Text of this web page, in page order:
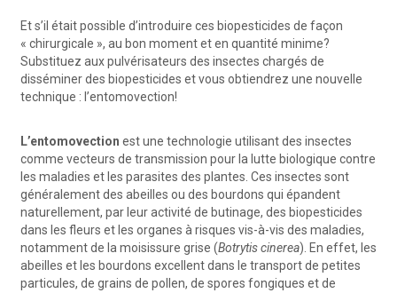
Et s’il était possible d’introduire ces biopesticides de façon
« chirurgicale », au bon moment et en quantité minime?
Substituez aux pulvérisateurs des insectes chargés de
disséminer des biopesticides et vous obtiendrez une nouvelle
technique : l’entomovection!
L’entomovection est une technologie utilisant des insectes
comme vecteurs de transmission pour la lutte biologique contre
les maladies et les parasites des plantes. Ces insectes sont
généralement des abeilles ou des bourdons qui épandent
naturellement, par leur activité de butinage, des biopesticides
dans les fleurs et les organes à risques vis-à-vis des maladies,
notamment de la moisissure grise (Botrytis cinerea). En effet, les
abeilles et les bourdons excellent dans le transport de petites
particules, de grains de pollen, de spores fongiques et de